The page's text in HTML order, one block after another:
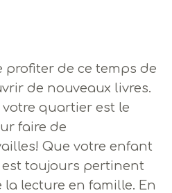
profiter de ce temps de
de nouveaux livres.
quartier est le
faire de
Que votre enfant
est toujours pertinent
lecture en famille. En